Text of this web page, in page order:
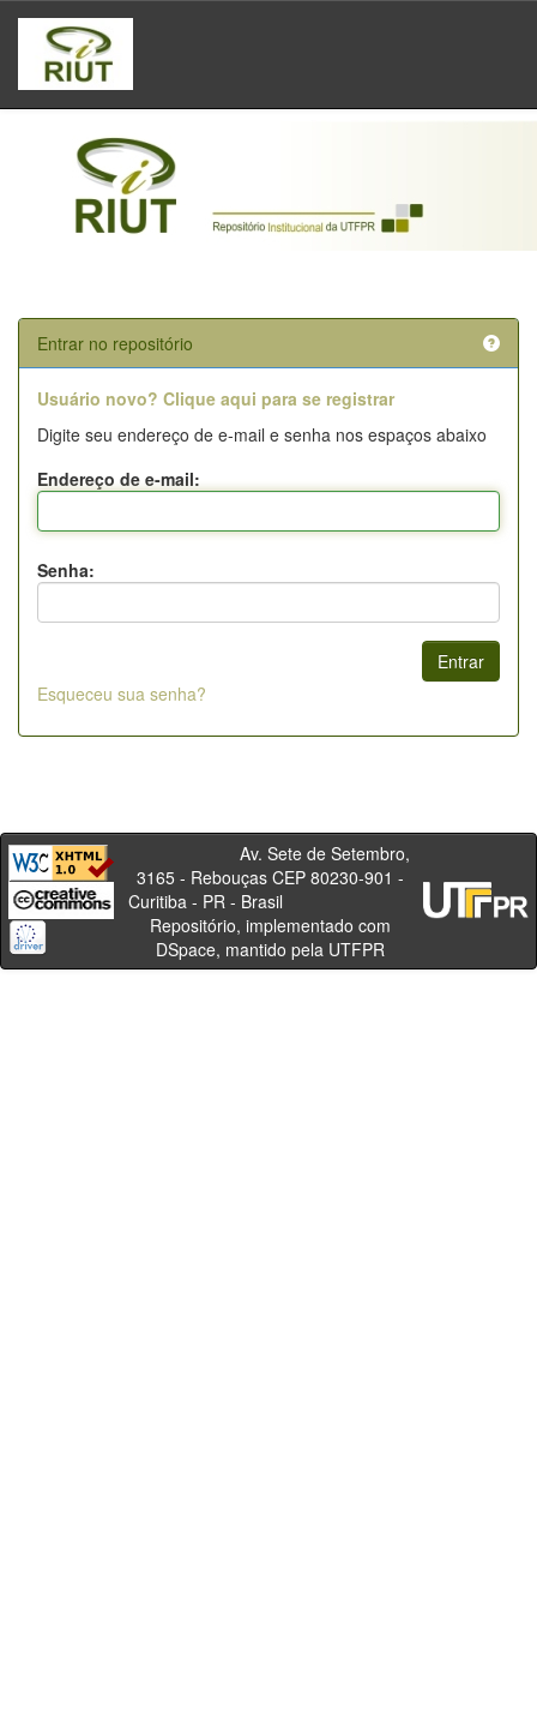
Skip
navigation
Entrar no repositório
Usuário novo? Clique aqui para se registrar
Digite seu endereço de e-mail e senha nos espaços abaixo
Endereço de e-mail:
Senha:
Esqueceu sua senha?
Av. Sete de Setembro,
3165 - Rebouças CEP 80230-901 -
Curitiba - PR - Brasil
Repositório, implementado com
DSpace, mantido pela UTFPR